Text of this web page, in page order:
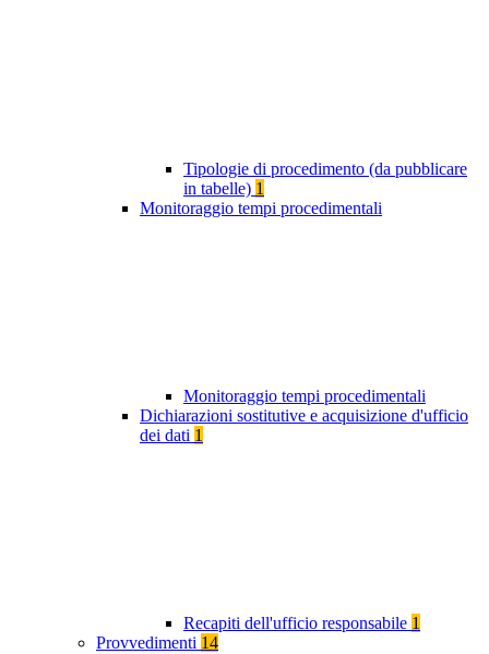
Tipologie di procedimento (da pubblicare
in tabelle) 1
Monitoraggio tempi procedimentali
Monitoraggio tempi procedimentali
Dichiarazioni sostitutive e acquisizione d'ufficio
dei dati 1
Recapiti dell'ufficio responsabile 1
Provvedimenti 14